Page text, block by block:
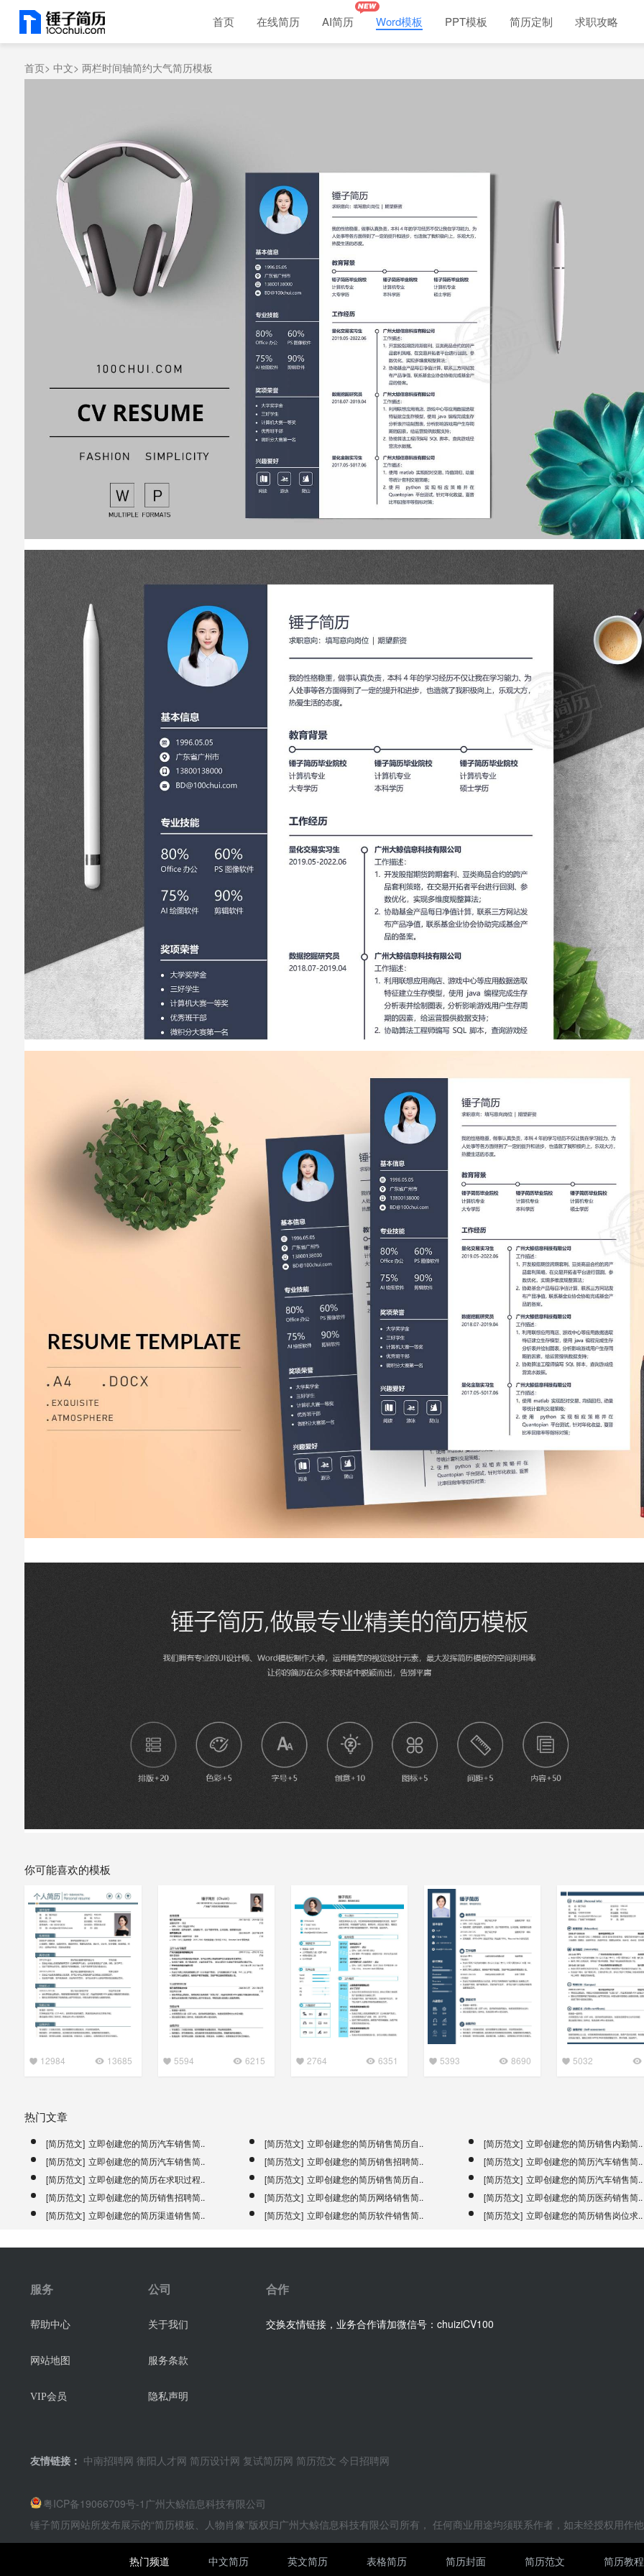
首页 在线简历 AI简历 Word模板 PPT模板 简历定制 求职攻略
首页> 中文> 两栏时间轴简约大气简历模板
你可能喜欢的模板
12984 13685 5594 6215 2764 6351 5393 8690 5032
热门文章
[简历范文] 立即创建您的简历汽车销售简.. [简历范文] 立即创建您的简历销售简历自.. [简历范文] 立即创建您的简历销售内勤简..
[简历范文] 立即创建您的简历汽车销售简.. [简历范文] 立即创建您的简历销售招聘简.. [简历范文] 立即创建您的简历汽车销售简..
[简历范文] 立即创建您的简历在求职过程.. [简历范文] 立即创建您的简历销售简历自.. [简历范文] 立即创建您的简历汽车销售简..
[简历范文] 立即创建您的简历销售招聘简.. [简历范文] 立即创建您的简历网络销售简.. [简历范文] 立即创建您的简历医药销售简..
[简历范文] 立即创建您的简历渠道销售简.. [简历范文] 立即创建您的简历软件销售简.. [简历范文] 立即创建您的简历销售岗位求..
服务
帮助中心
网站地图
VIP会员
公司
关于我们
服务条款
隐私声明
合作
交换友情链接，业务合作请加微信号：chuiziCV100
友情链接： 中南招聘网 衡阳人才网 简历设计网 复试简历网 简历范文 今日招聘网
粤ICP备19066709号-1 广州大鲸信息科技有限公司
锤子简历网站所发布展示的“简历模板、人物肖像”版权归广州大鲸信息科技有限公司所有， 任何商业用途均须联系作者，如未经授权用
热门频道 中文简历 英文简历 表格简历 简历封面 简历范文 简历教程